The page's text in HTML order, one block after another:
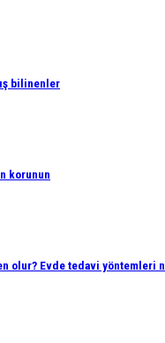
bilinenler
korunun
olur? Evde tedavi yöntemleri